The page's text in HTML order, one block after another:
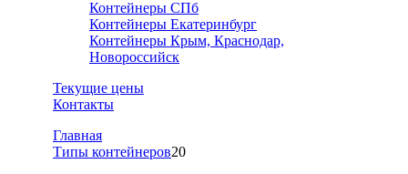
Контейнеры СПб
Контейнеры Екатеринбург
Контейнеры Крым, Краснодар,
Новороссийск
Текущие цены
Контакты
Главная
Tипы контейнеров20